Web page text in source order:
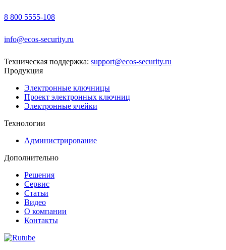
8 800 5555-108
info@ecos-security.ru
Техническая поддержка: support@ecos-security.ru
Продукция
Электронные ключницы
Проект электронных ключниц
Электронные ячейки
Технологии
Администрирование
Дополнительно
Решения
Сервис
Статьи
Видео
О компании
Контакты